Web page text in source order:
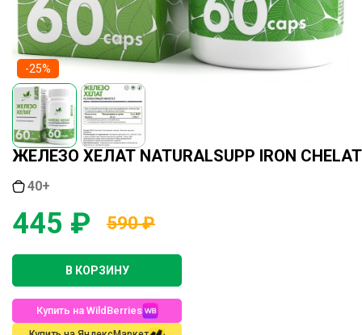
-25%
ЖЕЛЕЗО ХЕЛАТ NATURALSUPP IRON
40+
445 ₽ 590 ₽
В КОРЗИНУ
Купить на WildBerries